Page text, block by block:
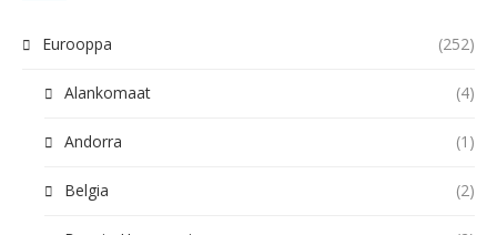
Eurooppa (252)
Alankomaat (4)
Andorra (1)
Belgia (2)